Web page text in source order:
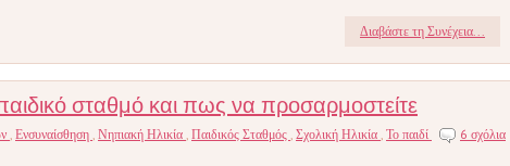
Διαβάστε τη Συνέχεια...
σταθμό και πως να προσαρμοστείτε
, Ενσυναίσθηση , Νηπιακή Ηλικία , Παιδικός Σταθμός , Σχολική Ηλικία , Το παιδί 6 σχόλια